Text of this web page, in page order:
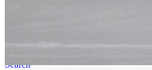
Search